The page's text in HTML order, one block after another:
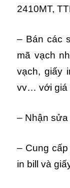
2410MT,
– Bán các
mã vạch
vạch, giấy
vv… với giá
– Nhận
– Cung
in bill và